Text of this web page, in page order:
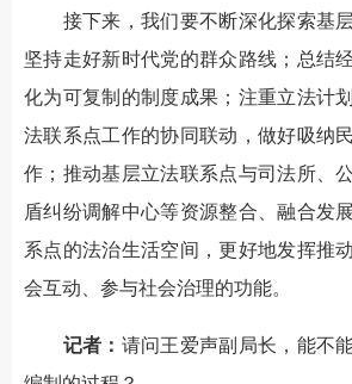
接下来，我们要不断深化探索基层
坚持走好新时代党的群众路线；总结
化为可复制的制度成果；注重立法计
法联系点工作的协同联动，做好吸纳
作；推动基层立法联系点与司法所、
盾纠纷调解中心等资源整合、融合发
系点的法治生活空间，更好地发挥推
会互动、参与社会治理的功能。
记者： 请问王爱声副局长，能不